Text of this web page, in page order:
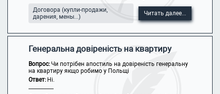
Договора (купли-продажи,
дарения, мены...)
Читать далее...
Генеральна довіреність на квартиру
Вопрос:Чи потрібен апостиль на довіреність генеральну
на квартиру якщо робимо у Польщі
Ответ: Ні.
-----------------